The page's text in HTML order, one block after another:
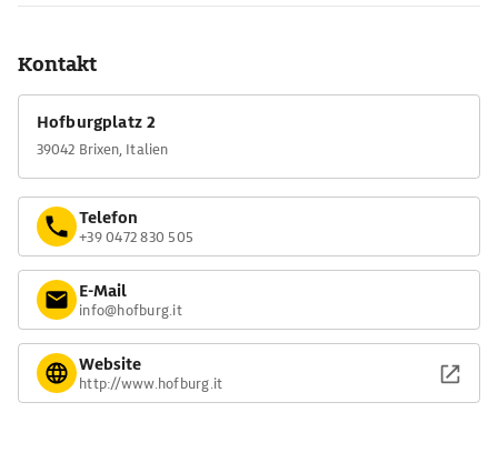
Kontakt
Hofburgplatz 2
39042 Brixen, Italien
Telefon
+39 0472 830 505
E-Mail
info@hofburg.it
Website
http://www.hofburg.it